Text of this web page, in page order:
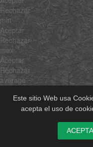
Este sitio Web usa
acepta el uso de
Rechazar
min
Aceptar
Rechazar
max
Aceptar
Rechazar
average
Rechazar